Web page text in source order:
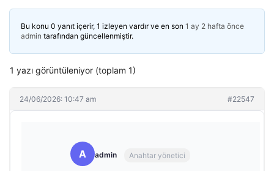
Bu konu 0 yanıt içerir, 1 izleyen vardır ve en son 1 ay 2 hafta önce
admin tarafından güncellenmiştir.
1 yazı görüntüleniyor (toplam 1)
24/06/2026: 10:47 am #22547
A admin Anahtar yönetici